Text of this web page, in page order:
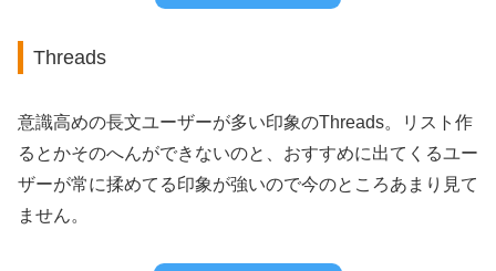
Threads
意識高めの長文ユーザーが多い印象のThreads。リスト作
るとかそのへんができないのと、おすすめに出てくるユー
ザーが常に揉めてる印象が強いので今のところあまり見て
ません。